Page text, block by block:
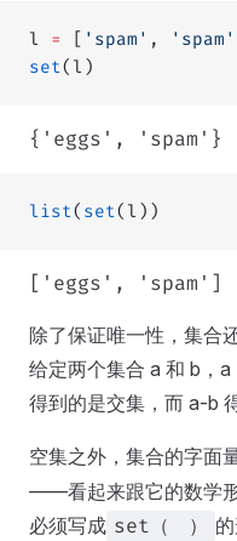
l = [ 'spam' , 'spam'
set(l)
{'eggs', 'spam'}
list( set(l))
['eggs', 'spam']
除了保证唯一性，集合
给定两个集合 a 和 b，
得到的是交集，而 a-b
空集之外，集合的字
——看起来跟它的数学
必须写成 set（ ）